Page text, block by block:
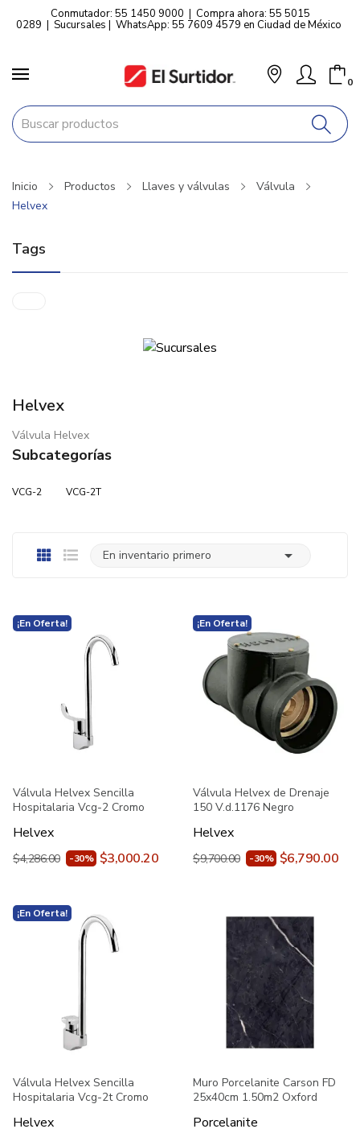
Conmutador: 55 1450 9000 | Compra ahora: 55 5015
0289 | Sucursales | WhatsApp: 55 7609 4579 en Ciudad de México
0
Inicio Productos Llaves y válvulas
Válvula
Helvex
Tags
Helvex
Válvula Helvex
Subcategorías
VCG-2 VCG-2T
En inventario primero 
¡En Oferta!
Válvula Helvex Sencilla
Hospitalaria Vcg-2 Cromo
Helvex
$4,286.00 -30% $3,000.20
¡En Oferta!
Válvula Helvex de Drenaje
150 V.d.1176 Negro
Helvex
$9,700.00 -30% $6,790.00
¡En Oferta!
Válvula Helvex Sencilla
Hospitalaria Vcg-2t Cromo
Helvex
Muro Porcelanite Carson FD
25x40cm 1.50m2 Oxford
Porcelanite